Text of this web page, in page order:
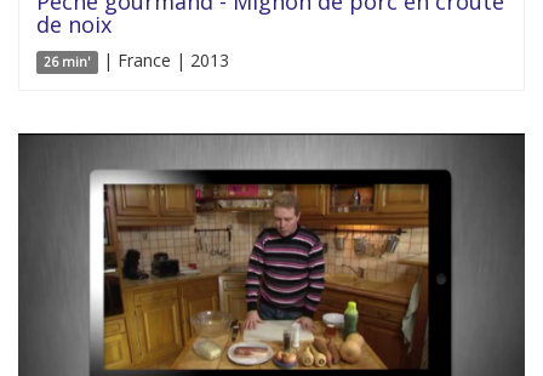
de noix
26 min' | France | 2013